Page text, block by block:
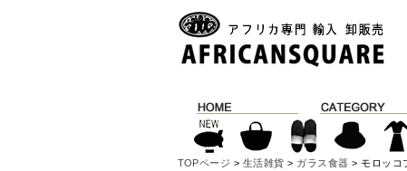
TOPページ > 生活雑貨 > ガラス食器 > モロッコ